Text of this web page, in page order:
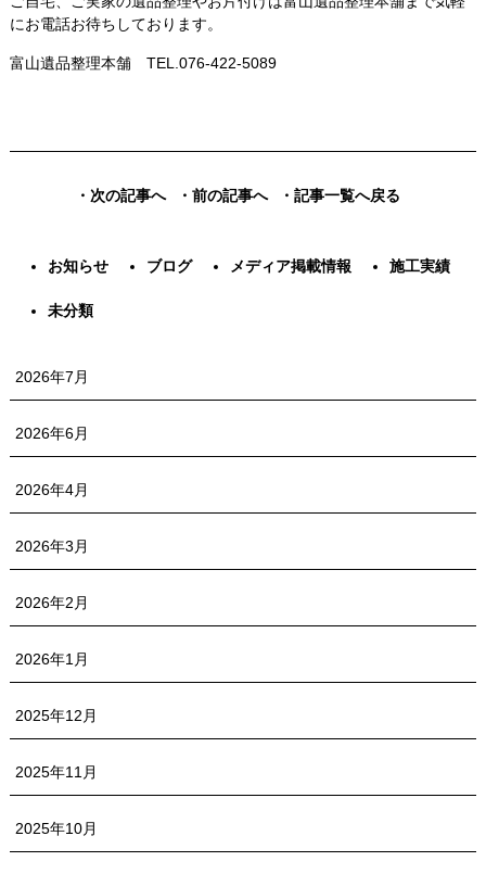
にお電話お待ちしております。
富山遺品整理本舗 TEL.076-422-5089
・次の記事へ ・前の記事へ ・記事一覧へ戻る
お知らせ ブログ メディア掲載情報 施工実績
未分類
2026年7月
2026年6月
2026年4月
2026年3月
2026年2月
2026年1月
2025年12月
2025年11月
2025年10月